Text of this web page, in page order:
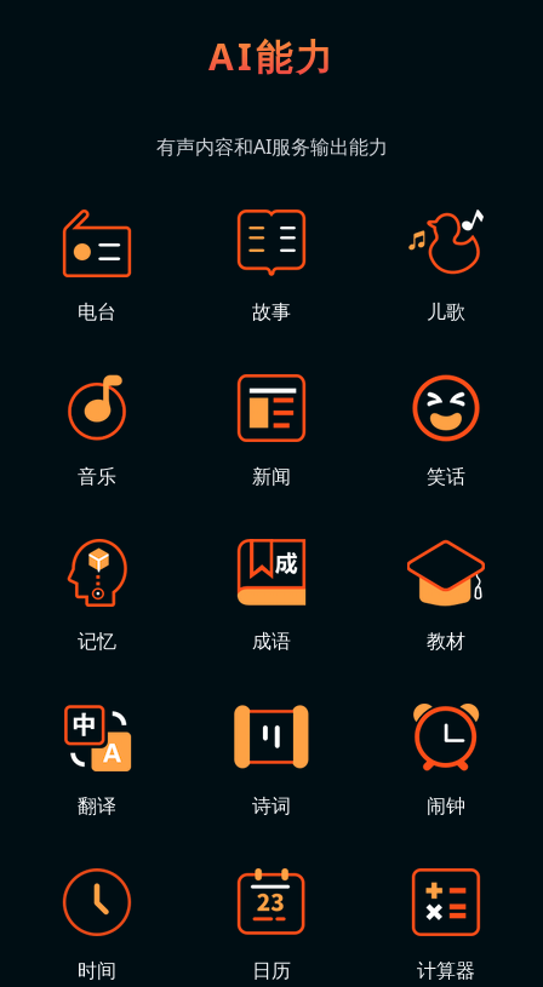
AI能力
有声内容和AI服务输出能力
电台 故事 儿歌
音乐 新闻 笑话
记忆 成语 教材
翻译 诗词 闹钟
时间 日历 计算器